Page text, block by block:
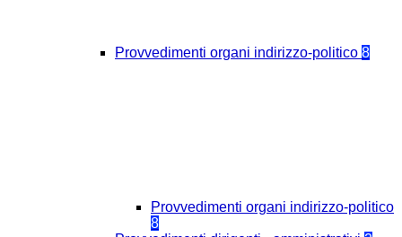
Provvedimenti organi indirizzo-politico 8
Provvedimenti organi indirizzo-politico
8